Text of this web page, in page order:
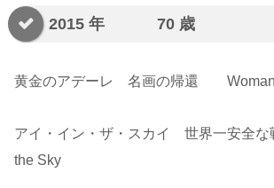
2015 年 70 歳
黄金のアデーレ 名画の帰還 Woman
アイ・イン・ザ・スカイ 世界一安
the Sky